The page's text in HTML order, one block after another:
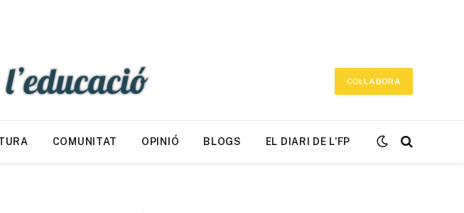
COL·LABORA
COMUNITAT OPINIÓ BLOGS EL DIARI DE L’FP